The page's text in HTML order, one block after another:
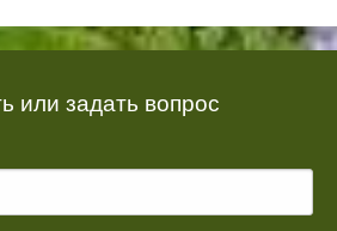
или задать вопрос